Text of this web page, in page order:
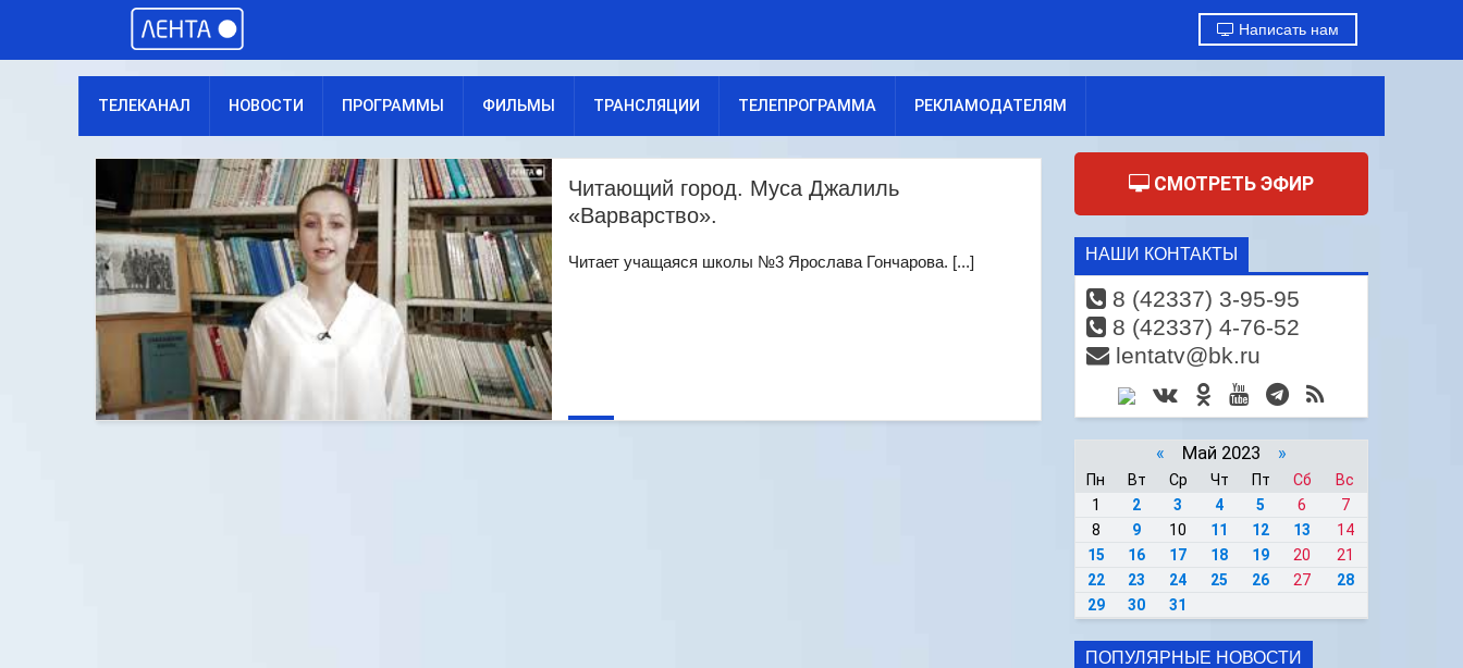
Написать нам
ТЕЛЕКАНАЛ НОВОСТИ ПРОГРАММЫ ФИЛЬМЫ ТРАНСЛЯЦИИ ТЕЛЕПРОГРАММА РЕКЛАМОДАТЕЛЯМ
Читающий город. Муса Джалиль
«Варварство».
Читает учащаяся школы №3 Ярослава Гончарова. [...]
СМОТРЕТЬ ЭФИР
НАШИ КОНТАКТЫ
8 (42337) 3-95-95
8 (42337) 4-76-52
lentatv@bk.ru
« Май 2023 »
Пн Вт Ср Чт Пт Сб
Вс
1
2 3 4 5 6
7
8
9 10 11 12 13
14
15
16 17 18 19 20
21
22
23 24 25 26 27
28
29
30 31
ПОПУЛЯРНЫЕ НОВОСТИ